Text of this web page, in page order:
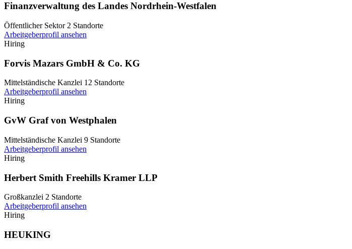
Finanzverwaltung des Landes Nordrhein-Westfalen
Öffentlicher Sektor 2 Standorte
Arbeitgeberprofil ansehen
Hiring
Forvis Mazars GmbH & Co. KG
Mittelständische Kanzlei 12 Standorte
Arbeitgeberprofil ansehen
Hiring
GvW Graf von Westphalen
Mittelständische Kanzlei 9 Standorte
Arbeitgeberprofil ansehen
Hiring
Herbert Smith Freehills Kramer LLP
Großkanzlei 2 Standorte
Arbeitgeberprofil ansehen
Hiring
HEUKING